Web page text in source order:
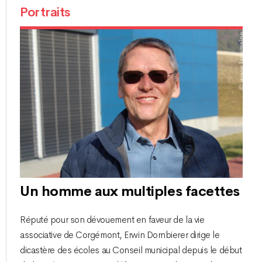
Portraits
Un homme aux multiples facettes
Réputé pour son dévouement en faveur de la vie
associative de Corgémont, Erwin Dornbierer dirige le
dicastère des écoles au Conseil municipal depuis le début